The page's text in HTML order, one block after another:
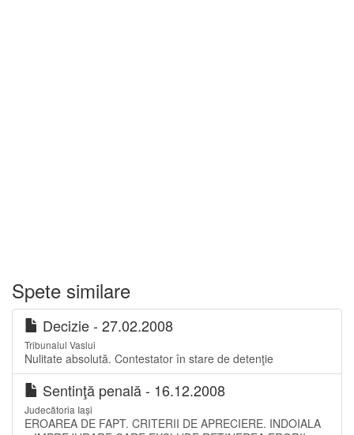
Spete similare
Decizie - 27.02.2008
Tribunalul Vaslui
Nulitate absolută. Contestator în stare de detenţie
Sentinţă penală - 16.12.2008
Judecătoria Iași
EROAREA DE FAPT. CRITERII DE APRECIERE. INDOIALA